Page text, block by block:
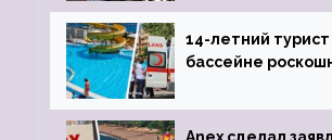
задержке рейса
14-летний турист
бассейне